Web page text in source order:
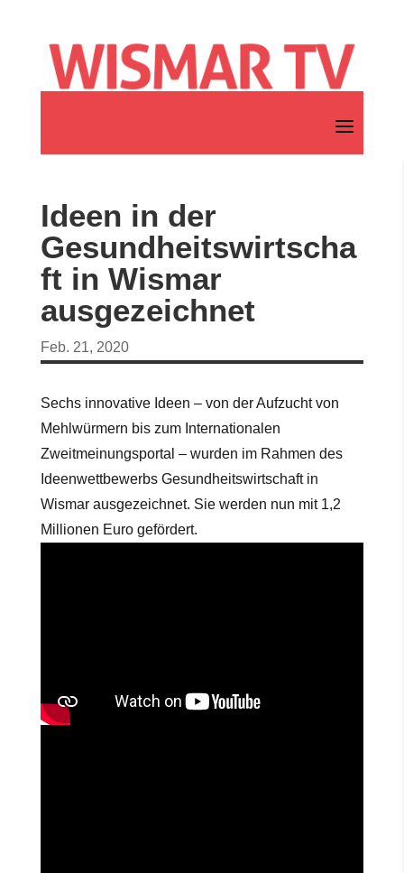
Ideen in der
Gesundheitswirtscha
ft in Wismar
ausgezeichnet
Feb. 21, 2020
Sechs innovative Ideen – von der Aufzucht von
Mehlwürmern bis zum Internationalen
Zweitmeinungsportal – wurden im Rahmen des
Ideenwettbewerbs Gesundheitswirtschaft in
Wismar ausgezeichnet. Sie werden nun mit 1,2
Millionen Euro gefördert.